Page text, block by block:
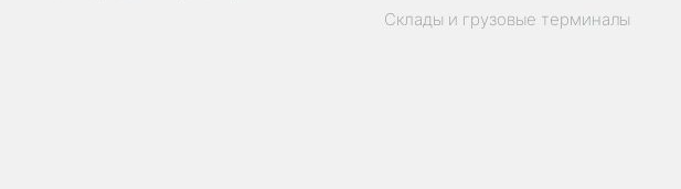
Склады и грузовые терминалы